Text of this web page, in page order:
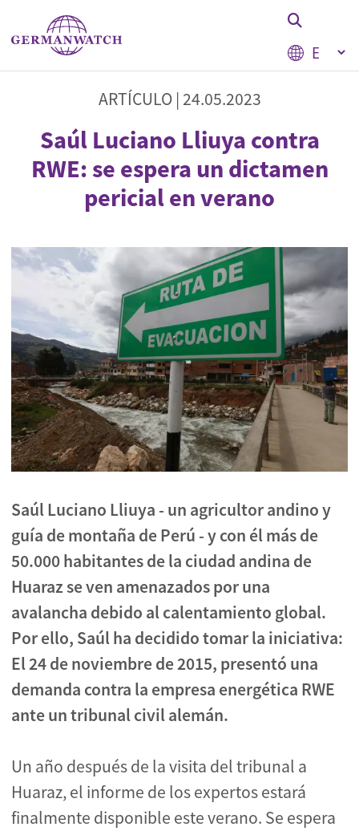
Pasar al contenido principal
Select
StichwortsucheARTÍCULO | 24.05.2023
Saúl Luciano Lliuya contra
RWE: se espera un dictamen
pericial en verano
Saúl Luciano Lliuya - un agricultor andino y
guía de montaña de Perú - y con él más de
50.000 habitantes de la ciudad andina de
Huaraz se ven amenazados por una
avalancha debido al calentamiento global.
Por ello, Saúl ha decidido tomar la iniciativa:
El 24 de noviembre de 2015, presentó una
demanda contra la empresa energética RWE
ante un tribunal civil alemán.
Un año después de la visita del tribunal a
Huaraz, el informe de los expertos estará
finalmente disponible este verano. Se espera